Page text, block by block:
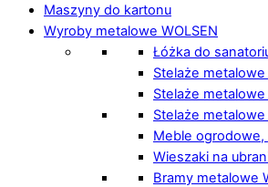
Maszyny do kartonu
Wyroby metalowe WOLSEN
Łóżka do
Stelaże
Stelaże
Stelaże
Meble
Wieszaki na
Bramy metalowe